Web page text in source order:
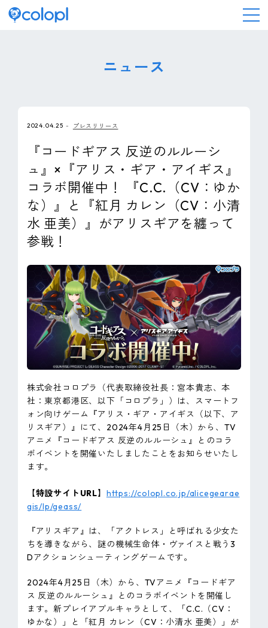
IR情報
採用情報
サステナビリティ
ピンマーク
ニュース
2024.04.25 プレスリリース
『コードギアス 反逆のルルーシ
ュ』×『アリス・ギア・アイギス』
コラボ開催中！ 『C.C.（CV：ゆか
な）』と『紅月 カレン（CV：小清
水 亜美）』がアリスギアを纏って
参戦！
株式会社コロプラ（代表取締役社長：宮本貴志、本
社：東京都港区、以下「コロプラ」）は、スマートフ
ォン向けゲーム『アリス・ギア・アイギス（以下、ア
リスギア）』にて、2024年4月25日（木）から、TV
アニメ『コードギアス 反逆のルルーシュ』とのコラ
ボイベントを開催いたしましたことをお知らせいたし
ます。
【特設サイトURL】 https://colopl.co.jp/alicegearae
gis/lp/geass/
『アリスギア』は、「アクトレス」と呼ばれる少女た
ちを導きながら、謎の機械生命体・ヴァイスと戦う3
Dアクションシューティングゲームです。
2024年4月25日（木）から、TVアニメ『コードギア
ス 反逆のルルーシュ』とのコラボイベントを開催し
ます。新プレイアブルキャラとして、「C.C.（CV：
ゆかな）」と「紅月 カレン（CV：小清水 亜美）」が